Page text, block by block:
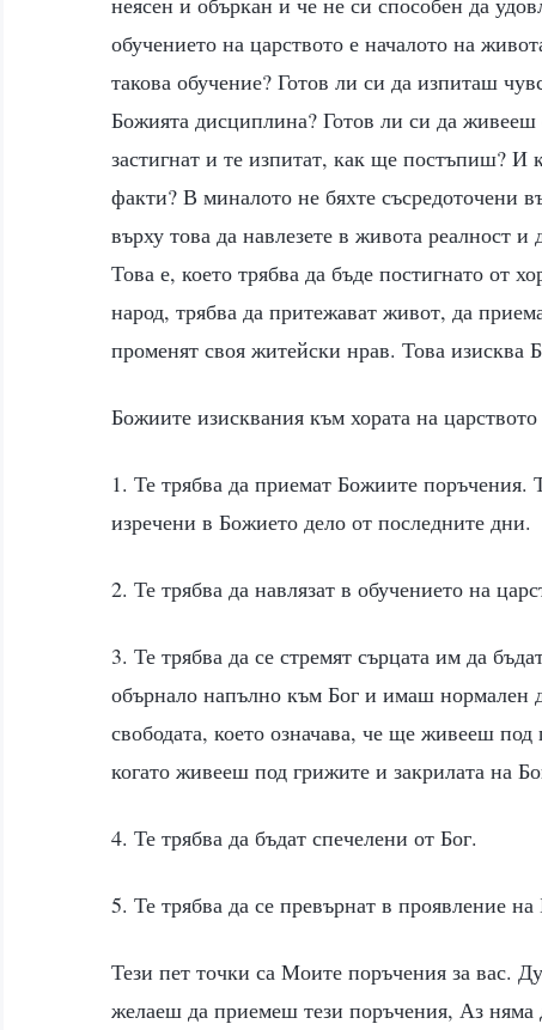
обучението на царството е началото на
такова обучение? Готов ли си да изпиташ
Божията дисциплина? Готов ли си да
застигнат и те изпитат, как ще постъпиш?
факти? В миналото не бяхте съсредоточени
върху това да навлезете в живота реалност
Това е, което трябва да бъде постигнато от
народ, трябва да притежават живот, да
променят своя житейски нрав. Това изисква
Божиите изисквания към хората на царството
1. Те трябва да приемат Божиите поръчения.
изречени в Божието дело от последните дни.
2. Те трябва да навлязат в обучението на
3. Те трябва да се стремят сърцата им да
обърнало напълно към Бог и имаш
свободата, което означава, че ще живееш
когато живееш под грижите и закрилата на
4. Те трябва да бъдат спечелени от Бог.
5. Те трябва да се превърнат в проявление на
Тези пет точки са Моите поръчения за вас.
желаеш да приемеш тези поръчения, Аз